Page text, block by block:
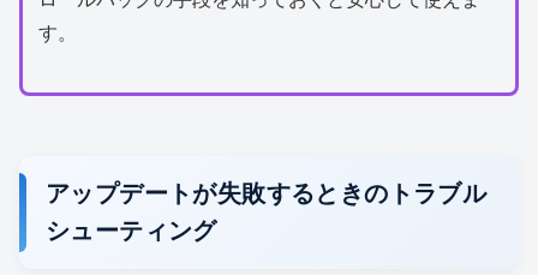
す。
アップデートが失敗するときのトラブル
シューティング